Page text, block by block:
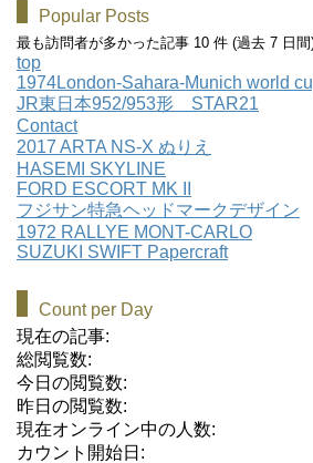
Popular Posts
最も訪問者が多かった記事 10 件 (過去 7 日間
top
1974London-Sahara-Munich world
JR東日本952/953形 STAR21
Contact
2017 ARTA NS-X ぬりえ
HASEMI SKYLINE
FORD ESCORT MK II
フジサン特急ヘッドマークデザイン
1972 RALLYE MONT-CARLO
SUZUKI SWIFT Papercraft
Count per Day
現在の記事:
総閲覧数:
今日の閲覧数:
昨日の閲覧数:
現在オンライン中の人数:
カウント開始日: